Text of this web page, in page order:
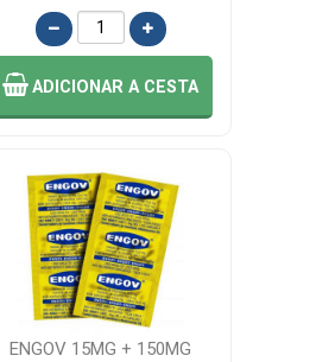
ADICIONARA CESTA
ENGOV 15MG + 150MG